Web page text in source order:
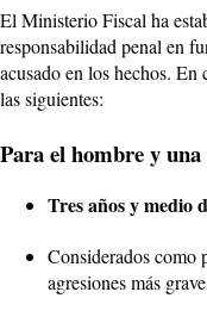
El Ministerio Fiscal ha
responsabilidad penal en
acusado en los hechos.
las siguientes:
Para el hombre y una
Tres años y medio
Considerados como
agresiones más